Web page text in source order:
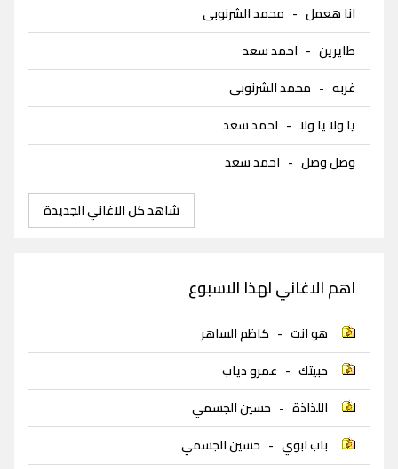
انا هعمل - محمد الشرنوبى
طايرين - احمد سعد
غربه - محمد الشرنوبى
يا ولا يا ولا - احمد سعد
وصل وصل - احمد سعد
شاهد كل الاغاني الجديدة
اهم الاغاني لهذا الاسبوع
هو انت - كاظم الساهر
حبيتك - عمرو دياب
اللذاذة - حسين الجسمي
باب ابوي - حسين الجسمي